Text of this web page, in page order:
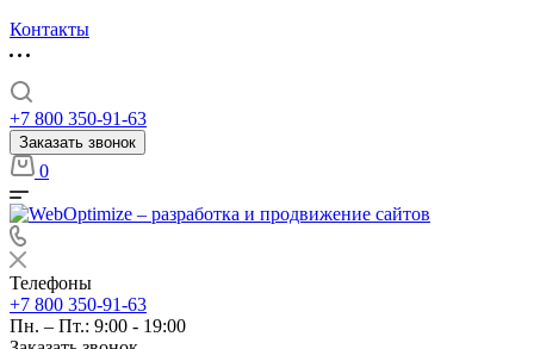
Контакты
+7 800 350-91-63
Заказать звонок
0
Телефоны
+7 800 350-91-63
Пн. – Пт.: 9:00 - 19:00